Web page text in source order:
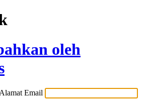
oleh
Email